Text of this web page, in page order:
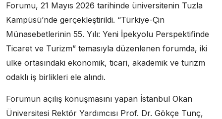
Forumu, 21 Mayıs 2026 tarihinde üniversitenin Tuzla
Kampüsü’nde gerçekleştirildi. “Türkiye-Çin
Münasebetlerinin 55. Yılı: Yeni İpekyolu Perspektifinde
Ticaret ve Turizm” temasıyla düzenlenen forumda, iki
ülke ortasındaki ekonomik, ticari, akademik ve turizm
odaklı iş birlikleri ele alındı.
Forumun açılış konuşmasını yapan İstanbul Okan
Üniversitesi Rektör Yardımcısı Prof. Dr. Gökçe Tunç,